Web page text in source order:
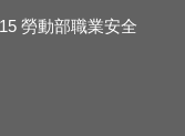
勞動部職業安全